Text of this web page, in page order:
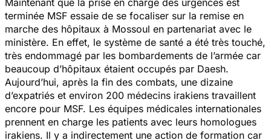
Maintenant que la prise en charge des urgences est
terminée MSF essaie de se focaliser sur la remise en
marche des hôpitaux à Mossoul en partenariat avec le
ministère. En effet, le système de santé a été très touché,
très endommagé par les bombardements de l’armée car
beaucoup d’hôpitaux étaient occupés par Daesh.
Aujourd’hui, après la fin des combats, une dizaine
d’expatriés et environ 200 médecins irakiens travaillent
encore pour MSF. Les équipes médicales internationales
prennent en charge les patients avec leurs homologues
irakiens. Il y a indirectement une action de formation car